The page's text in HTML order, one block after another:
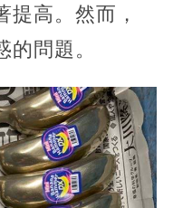
提高。然而，
問題。